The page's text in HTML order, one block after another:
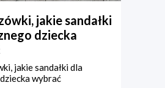
jakie sandałki
dziecka
jakie sandałki dla
wybrać